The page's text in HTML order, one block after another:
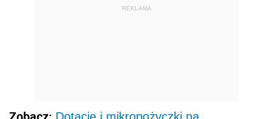
REKLAMA